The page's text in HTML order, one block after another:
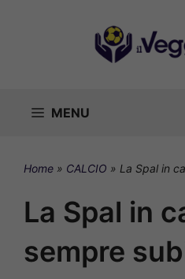
MENU
Home » CALCIO » La Spal in
La Spal in
sempre